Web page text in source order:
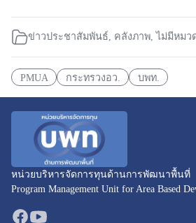
ข่าวประชาสัมพันธ์ คลังภาพ ,ไม่มีหมว
PMUA กระทรวงอว. บพท.
หน่วยบริหารจัดการทุนด้านการพัฒนาพื้นที่
Program Management Unit for Area Based